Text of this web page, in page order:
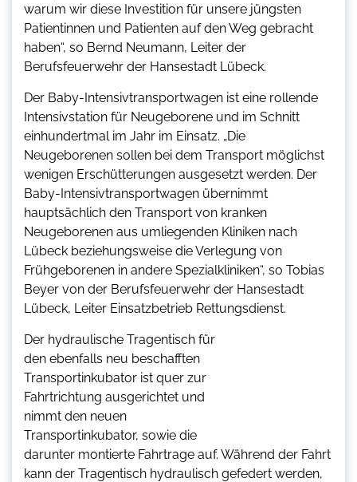
warum wir diese Investition für unsere jüngsten
Patientinnen und Patienten auf den Weg gebracht
haben“, so Bernd Neumann, Leiter der
Berufsfeuerwehr der Hansestadt Lübeck.
Der Baby-Intensivtransportwagen ist eine rollende
Intensivstation für Neugeborene und im Schnitt
einhundertmal im Jahr im Einsatz. „Die
Neugeborenen sollen bei dem Transport möglichst
wenigen Erschütterungen ausgesetzt werden. Der
Baby-Intensivtransportwagen übernimmt
hauptsächlich den Transport von kranken
Neugeborenen aus umliegenden Kliniken nach
Lübeck beziehungsweise die Verlegung von
Frühgeborenen in andere Spezialkliniken“, so Tobias
Beyer von der Berufsfeuerwehr der Hansestadt
Lübeck, Leiter Einsatzbetrieb Rettungsdienst.
Der hydraulische Tragentisch für
den ebenfalls neu beschafften
Transportinkubator ist quer zur
Fahrtrichtung ausgerichtet und
nimmt den neuen
Transportinkubator, sowie die
darunter montierte Fahrtrage auf. Während der Fahrt
kann der Tragentisch hydraulisch gefedert werden,